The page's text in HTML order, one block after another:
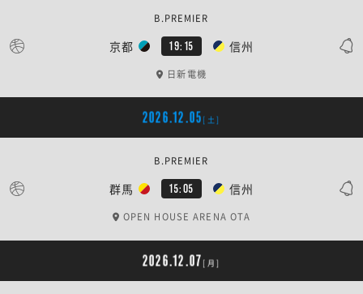
京都 19:15 信州
B.PREMIER
日新電機
2026.12.05 [土]
群馬 15:05 信州
B.PREMIER
OPEN HOUSE ARENA OTA
2026.12.07 [月]